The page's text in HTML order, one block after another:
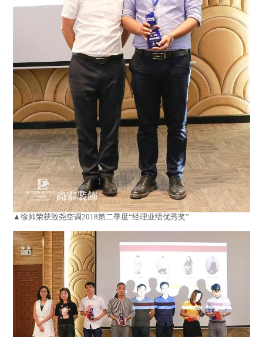
▲徐帅荣获致尧空调2018第二季度“经理业绩优秀奖”